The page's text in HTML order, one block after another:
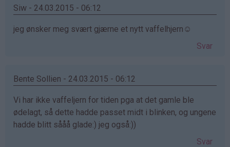
Siw - 24.03.2015 - 06:12
jeg ønsker meg svært gjærne et nytt vaffelhjern☺️
Svar
Bente Sollien - 24.03.2015 - 06:12
Vi har ikke vaffeljern for tiden pga at det gamle ble
ødelagt, så dette hadde passet midt i blinken, og ungene
hadde blitt sååå glade:) jeg også:))
Svar